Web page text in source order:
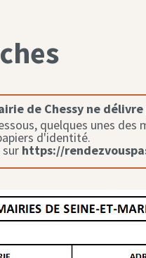
de Chessy ne
quelques unes
d'identité.
https://